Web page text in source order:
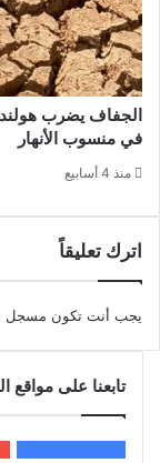
الجفاف يضرب
في منسوب الأنهار
منذ 4 أسابيع
اترك تعليقاً
يجب أنت تكون مسجل
تابعنا على مواقع